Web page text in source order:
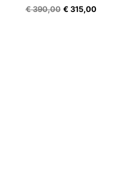
€390,00 Oorspronkelijke
€ 315,00